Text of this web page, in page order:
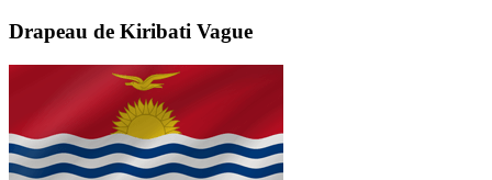
Drapeau de Kiribati Vague